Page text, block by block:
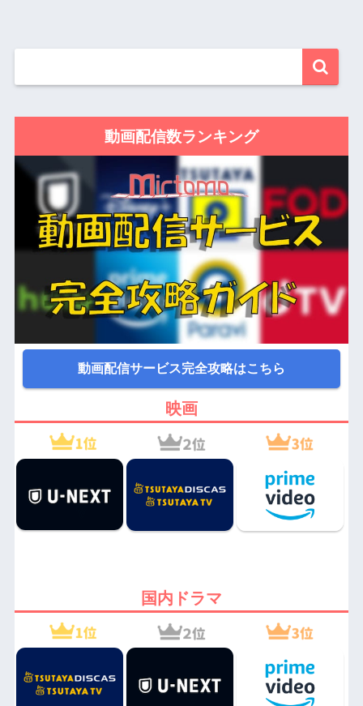
動画配信数ランキング
動画配信サービス完全攻略はこちら
映画
国内ドラマ